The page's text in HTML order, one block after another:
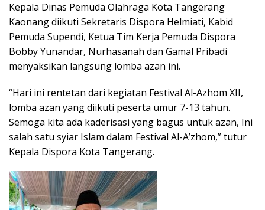
Kepala Dinas Pemuda Olahraga Kota Tangerang
Kaonang diikuti Sekretaris Dispora Helmiati, Kabid
Pemuda Supendi, Ketua Tim Kerja Pemuda Dispora
Bobby Yunandar, Nurhasanah dan Gamal Pribadi
menyaksikan langsung lomba azan ini.
“Hari ini rentetan dari kegiatan Festival Al-Azhom XII,
lomba azan yang diikuti peserta umur 7-13 tahun.
Semoga kita ada kaderisasi yang bagus untuk azan, Ini
salah satu syiar Islam dalam Festival Al-A’zhom,” tutur
Kepala Dispora Kota Tangerang.